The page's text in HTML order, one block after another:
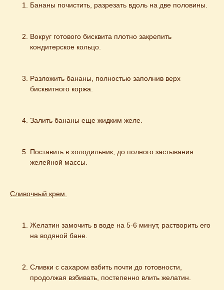
Бананы почистить, разрезать вдоль на две половины.
Вокруг готового бисквита плотно закрепить
кондитерское кольцо.
Разложить бананы, полностью заполнив верх
бисквитного коржа.
Залить бананы еще жидким желе.
Поставить в холодильник, до полного застывания
желейной массы.
Сливочный крем.
Желатин замочить в воде на 5-6 минут, растворить его
на водяной бане.
Сливки с сахаром взбить почти до готовности,
продолжая взбивать, постепенно влить желатин.